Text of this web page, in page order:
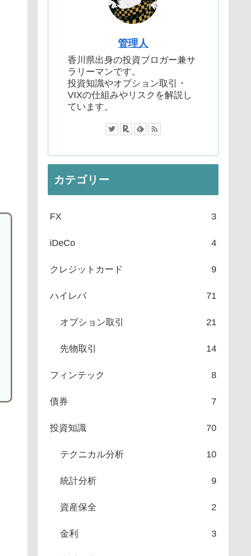
管理人
香川県出身の投資ブロガー兼サ
ラリーマンです。
投資知識やオプション取引・
VIXの仕組みやリスクを解説し
ています。
カテゴリー
FX 3
iDeCo 4
クレジットカード 9
ハイレバ 71
オプション取引 21
先物取引 14
フィンテック 8
債券 7
投資知識 70
テクニカル分析 10
統計分析 9
資産保全 2
金利 3